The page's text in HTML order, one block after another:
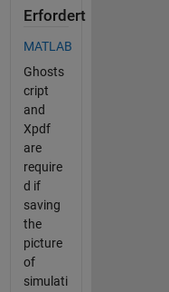
Erfordert
MATLAB
Ghosts
cript
and
Xpdf
are
require
d if
saving
the
picture
of
simulati